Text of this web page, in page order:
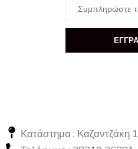
Κατάστημα : Καζαντζάκη